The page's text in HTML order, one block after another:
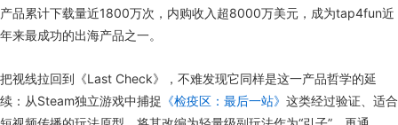
产品累计下载量近1800万次，内购收入超8000万美元，成为tap4fun近
年来最成功的出海产品之一。
把视线拉回到《Last Check》，不难发现它同样是这一产品哲学的延
续：从Steam独立游戏中捕捉 《检疫区：最后一站》 这类经过验证、适合